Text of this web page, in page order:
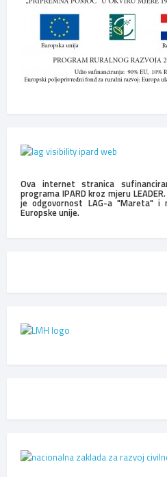
Ova internet stranica
programa IPARD kroz mjeru
je odgovornost LAG-a "Mareta" i
Europske unije.